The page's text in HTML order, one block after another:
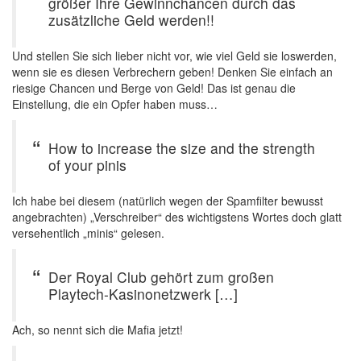
zusätzliche Geld werden!!
Und stellen Sie sich lieber nicht vor, wie viel Geld sie loswerden,
wenn sie es diesen Verbrechern geben! Denken Sie einfach an
riesige Chancen und Berge von Geld! Das ist genau die
Einstellung, die ein Opfer haben muss…
How to increase the size and the strength
of your pinis
Ich habe bei diesem (natürlich wegen der Spamfilter bewusst
angebrachten) „Verschreiber“ des wichtigstens Wortes doch glatt
versehentlich „minis“ gelesen.
Der Royal Club gehört zum großen
Playtech-Kasinonetzwerk […]
Ach, so nennt sich die Mafia jetzt!